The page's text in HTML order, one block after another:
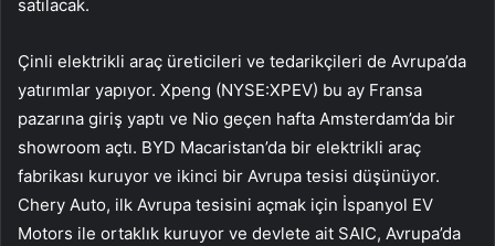
satılacak.
Çinli elektrikli araç üreticileri ve tedarikçileri de Avrupa’da
yatırımlar yapıyor. Xpeng (NYSE:XPEV) bu ay Fransa
pazarına giriş yaptı ve Nio geçen hafta Amsterdam’da bir
showroom açtı. BYD Macaristan’da bir elektrikli araç
fabrikası kuruyor ve ikinci bir Avrupa tesisi düşünüyor.
Chery Auto, ilk Avrupa tesisini açmak için İspanyol EV
Motors ile ortaklık kuruyor ve devlete ait SAIC, Avrupa’da